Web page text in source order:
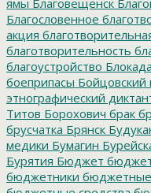
Благословенное
акция
благотворительность
благоустройство
боеприпасы Бойцовский
этнографический
Титов Борохович брак
брусчатка Брянск
медики Бумагин
Бурятия Бюджет
бюджетники